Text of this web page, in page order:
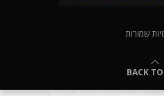
שמורות
BACK